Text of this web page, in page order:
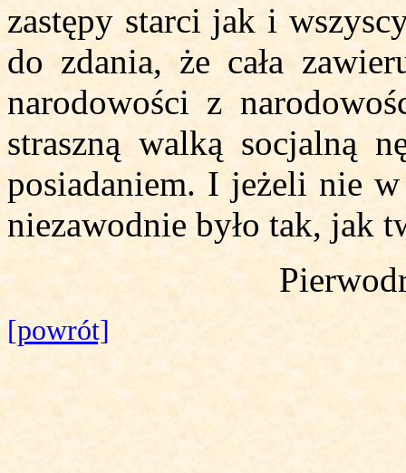
zastępy starci jak i
do zdania, że cała
narodowości z
straszną walką socjalną
posiadaniem. I jeżeli nie w
niezawodnie było tak, jak
[powrót]